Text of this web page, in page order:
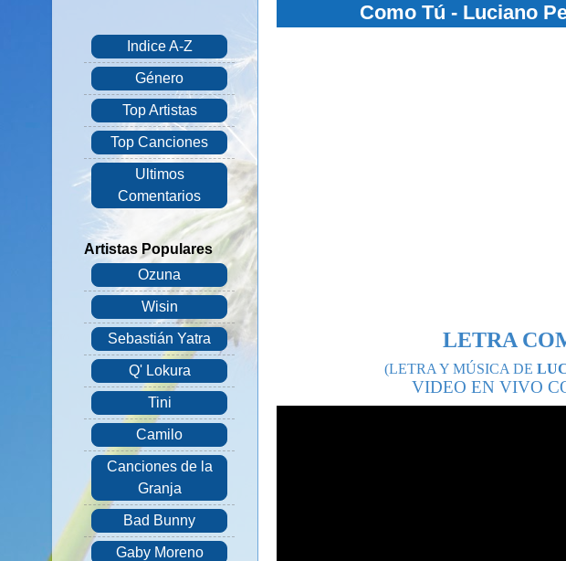
Como Tú - Luciano
LETRA
(LETRA Y MÚSICA DE
VIDEO EN VIVO
Indice A-Z
Género
Top Artistas
Top Canciones
Ultimos
Comentarios
Artistas Populares
Ozuna
Wisin
Sebastián Yatra
Q' Lokura
Tini
Camilo
Canciones de la
Granja
Bad Bunny
Gaby Moreno